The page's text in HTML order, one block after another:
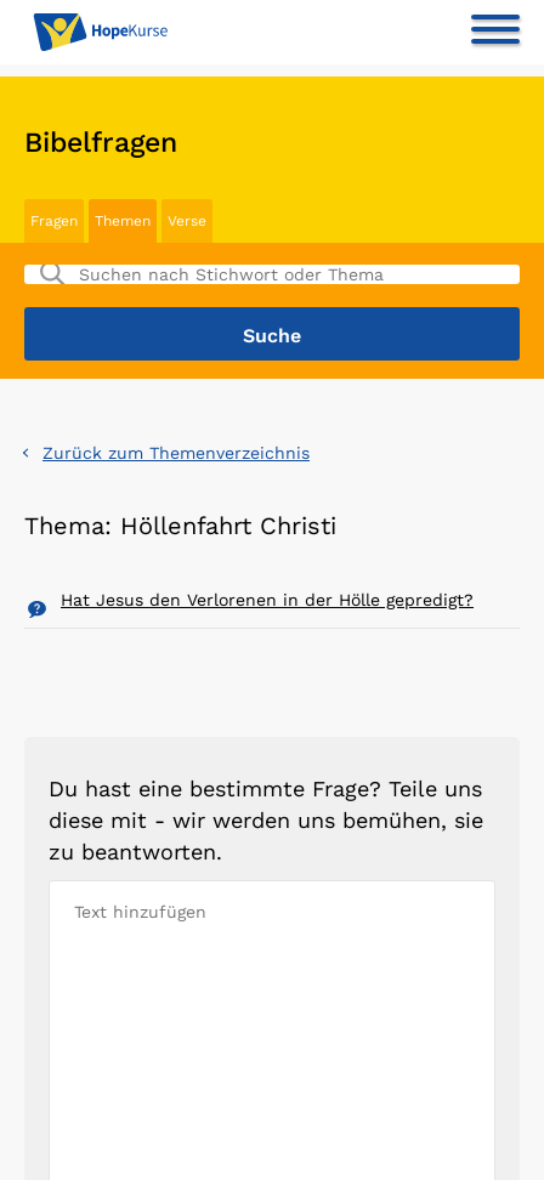
Bibelfragen
Fragen Themen Verse
Zurück zum Themenverzeichnis
Thema: Höllenfahrt Christi
Hat Jesus den Verlorenen in der Hölle gepredigt?
Du hast eine bestimmte Frage? Teile uns
diese mit - wir werden uns bemühen, sie
zu beantworten.